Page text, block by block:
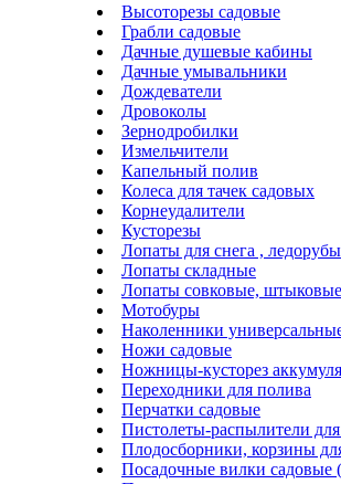
Высоторезы садовые
Грабли садовые
Дачные душевые кабины
Дачные умывальники
Дождеватели
Дровоколы
Зернодробилки
Измельчители
Капельный полив
Колеса для тачек садовых
Корнеудалители
Кусторезы
Лопаты для снега , ледорубы
Лопаты складные
Лопаты совковые, штыковые
Мотобуры
Наколенники
Ножи садовые
Ножницы-кусторез
Переходники для полива
Перчатки садовые
Пистолеты-распылители
Плодосборники, корзины
Посадочные вилки садовые